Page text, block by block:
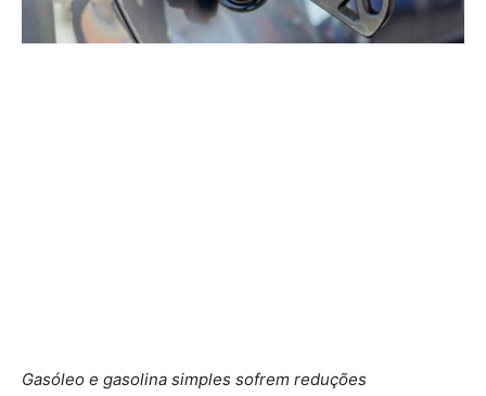
Gasóleo e gasolina simples sofrem reduções